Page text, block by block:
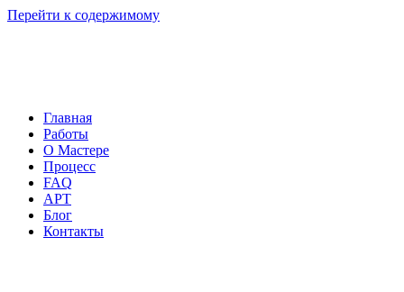
Перейти к содержимому
Главная
Работы
О Мастере
Процесс
FAQ
АРТ
Блог
Контакты